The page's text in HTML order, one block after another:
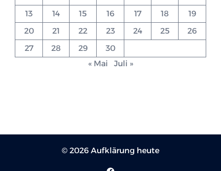
13
14 15 16 17 18
19
20
21 22 23 24 25
26
27
28 29
30
« Mai
Juli »
© 2026 Aufklärung heute